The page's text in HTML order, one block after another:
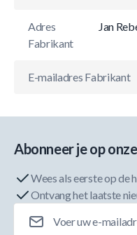
Adres
Fabrikant
Jan
E-mailadres Fabrikant
Abonneer je op
Wees als eerste op de
Ontvang het laatste